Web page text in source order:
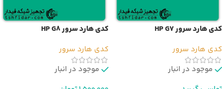
کدی هارد سرور HP G7
کدی هارد سرور
موجود در انبار
کدی هارد سرور HP G8
کدی هارد سرور
موجود در انبار